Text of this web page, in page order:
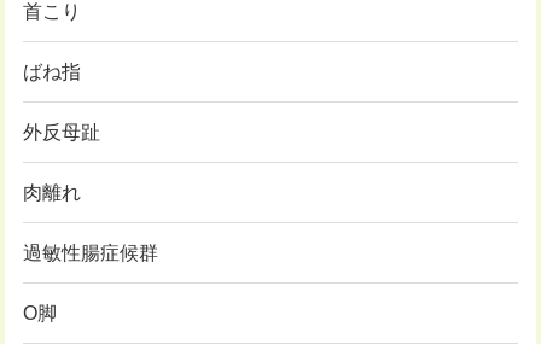
首こり
ばね指
外反母趾
肉離れ
過敏性腸症候群
O脚